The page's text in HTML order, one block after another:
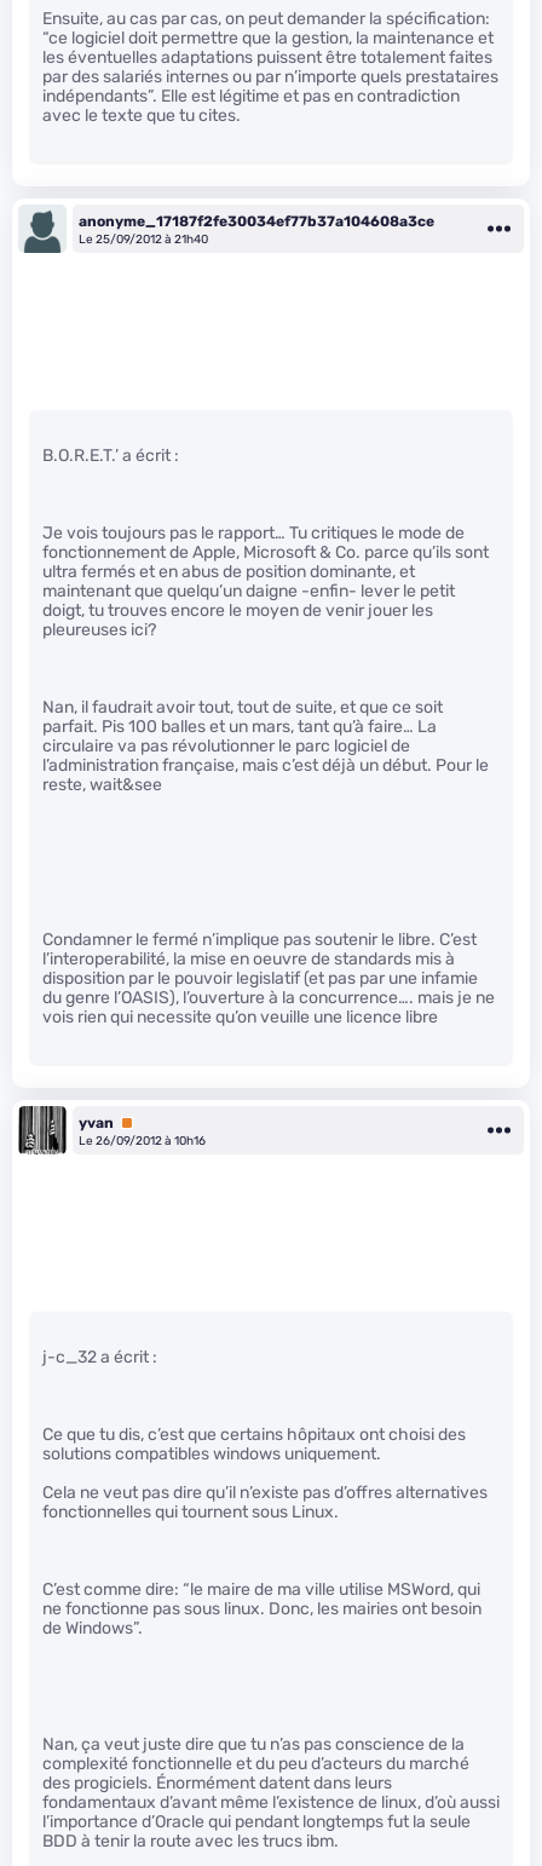
Ensuite, au cas par cas, on peut demander la spécification:
“ce logiciel doit permettre que la gestion, la maintenance et
les éventuelles adaptations puissent être totalement faites
par des salariés internes ou par n’importe quels prestataires
indépendants”. Elle est légitime et pas en contradiction
avec le texte que tu cites.
anonyme_17187f2fe30034ef77b37a104608a3ce
Le 25/09/2012 à 21h40
B.O.R.E.T.’ a écrit :
Je vois toujours pas le rapport… Tu critiques le mode de
fonctionnement de Apple, Microsoft & Co. parce qu’ils sont
ultra fermés et en abus de position dominante, et
maintenant que quelqu’un daigne -enfin- lever le petit
doigt, tu trouves encore le moyen de venir jouer les
pleureuses ici?
Nan, il faudrait avoir tout, tout de suite, et que ce soit
parfait. Pis 100 balles et un mars, tant qu’à faire… La
circulaire va pas révolutionner le parc logiciel de
l’administration française, mais c’est déjà un début. Pour le
reste, wait&see
Condamner le fermé n’implique pas soutenir le libre. C’est
l’interoperabilité, la mise en oeuvre de standards mis à
disposition par le pouvoir legislatif (et pas par une infamie
du genre l’OASIS), l’ouverture à la concurrence…. mais je ne
vois rien qui necessite qu’on veuille une licence libre
yvan
Premium
Le 26/09/2012 à 10h16
j-c_32 a écrit :
Ce que tu dis, c’est que certains hôpitaux ont choisi des
solutions compatibles windows uniquement.
Cela ne veut pas dire qu’il n’existe pas d’offres alternatives
fonctionnelles qui tournent sous Linux.
C’est comme dire: “le maire de ma ville utilise MSWord, qui
ne fonctionne pas sous linux. Donc, les mairies ont besoin
de Windows”.
Nan, ça veut juste dire que tu n’as pas conscience de la
complexité fonctionnelle et du peu d’acteurs du marché
des progiciels. Énormément datent dans leurs
fondamentaux d’avant même l’existence de linux, d’où aussi
l’importance d’Oracle qui pendant longtemps fut la seule
BDD à tenir la route avec les trucs ibm.